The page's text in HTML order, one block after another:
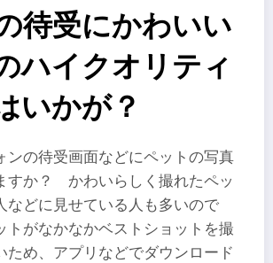
待受にかわいい
ハイクオリティ
いかが？
ンの待受画面などにペットの写真
すか？ かわいらしく撮れたペッ
などに見せている人も多いので
トがなかなかベストショットを撮
ため、アプリなどでダウンロード